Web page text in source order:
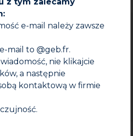
e-mail należy zawsze
mail to @geb.fr.
nie klikajcie
a następnie
kontaktową w firmie